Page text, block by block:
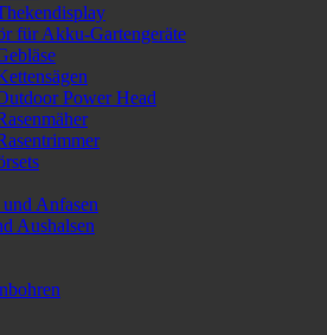
für Akku-Gartengeräte
Power Head
Anfasen
Aushalsen